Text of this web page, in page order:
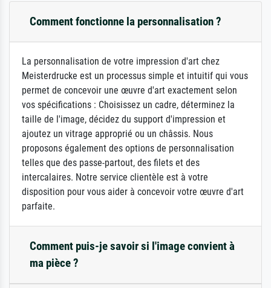
Comment fonctionne la personnalisation ?
La personnalisation de votre impression d'art chez
Meisterdrucke est un processus simple et intuitif qui vous
permet de concevoir une œuvre d'art exactement selon
vos spécifications : Choisissez un cadre, déterminez la
taille de l'image, décidez du support d'impression et
ajoutez un vitrage approprié ou un châssis. Nous
proposons également des options de personnalisation
telles que des passe-partout, des filets et des
intercalaires. Notre service clientèle est à votre
disposition pour vous aider à concevoir votre œuvre d'art
parfaite.
Comment puis-je savoir si l'image convient à
ma pièce ?